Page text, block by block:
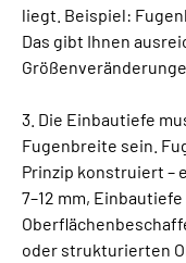
liegt. Beispiel:
Das gibt Ihnen
3. Die Einbautiefe
Fugenbreite sein.
Prinzip konstruiert –
7–12 mm,
oder strukturierten